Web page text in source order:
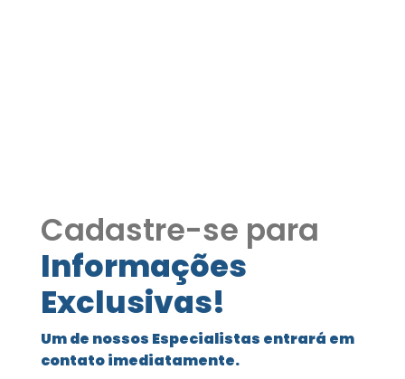
Cadastre-se para
Informações
Exclusivas!
Um de nossos Especialistas entrará em
contato imediatamente.